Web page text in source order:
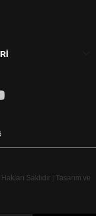
Saklıdır | Tasarım ve